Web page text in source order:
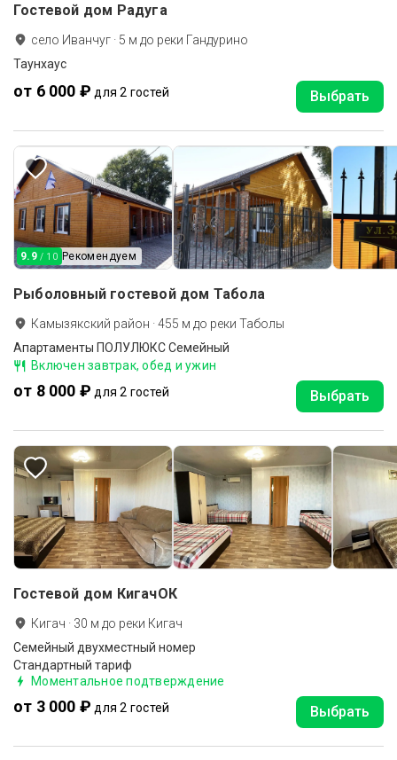
Гостевой дом Радуга
село Иванчуг · 5 м до реки Гандурино
Таунхаус
от 6 000 ₽ для 2 гостей Выбрать
9.9 / 10 Рекомендуем
Рыболовный гостевой дом Табола
Камызякский район ·455 м до реки Таболы
Апартаменты ПОЛУЛЮКС Семейный
Включен завтрак, обед и ужин
от 8 000 ₽ для 2 гостей Выбрать
Гостевой дом КигачОК
Кигач · 30 м до реки Кигач
Семейный двухместный номер
Стандартный тариф
Моментальное подтверждение
от 3 000 ₽ для 2 гостей Выбрать